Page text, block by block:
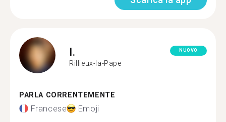
I.
Rillieux-la-Pape
NUOVO
PARLA CORRENTEMENTE
Francese Emoji